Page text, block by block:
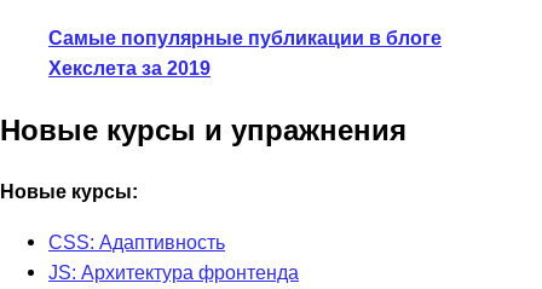
Самые популярные публикации в блоге
Хекслета за 2019
Новые курсы и упражнения
Новые курсы:
CSS: Адаптивность
JS: Архитектура фронтенда